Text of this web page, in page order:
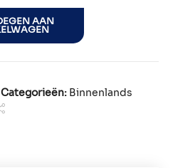
100cl aantal
AAN
Categorieën: Binnenlands